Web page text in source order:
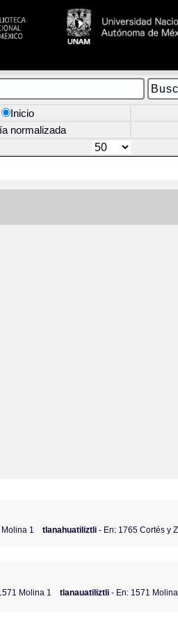
Inicio
normalizada
1 tlanahuatiliztli- En: 1765 Cortés y
Molina 1 tlanauatiliztli - En: 1571 Molina